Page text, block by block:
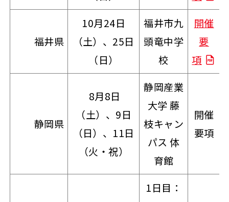
福井県
10月24日
（土）、25日
（日）
福井市九
頭竜中学
校
開催
要
項
静岡県
8月8日
（土）、9日
（日）、11日
（火・祝）
静岡産業
大学 藤
枝キャン
パス 体
育館
開催
要項
1日目：